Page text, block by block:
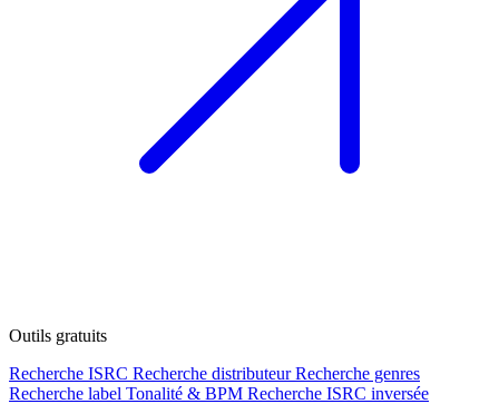
Outils gratuits
Recherche ISRC Recherche distributeur Recherche genres
Recherche label Tonalité & BPM Recherche ISRC inversée